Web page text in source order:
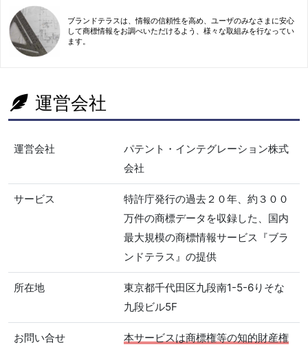
ブランドテラスは、情報の信頼性を高め、ユーザのみなさまに安心
して商標情報をお調べいただけるよう、様々な取組みを行なってい
ます。
運営会社
運営会社
パテント・インテグレーション株式
会社
サービス
特許庁発行の過去２０年、約３００
万件の商標データを収録した、国内
最大規模の商標情報サービス『ブラ
ンドテラス』の提供
所在地
東京都千代田区九段南1-5-6りそな
九段ビル5F
お問い合せ
本サービスは商標権等の知的財産権